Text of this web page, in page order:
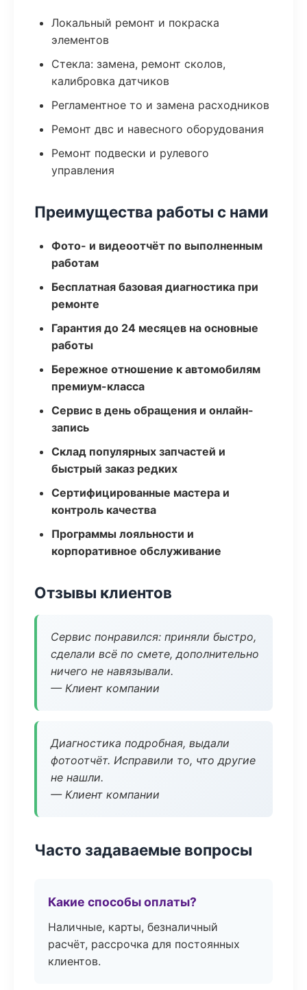
Локальный ремонт и покраска
элементов
Стекла: замена, ремонт сколов,
калибровка датчиков
Регламентное то и замена расходников
Ремонт двс и навесного оборудования
Ремонт подвески и рулевого
управления
Преимущества работы с нами
Фото- и видеоотчёт по выполненным
работам
Бесплатная базовая диагностика при
ремонте
Гарантия до 24 месяцев на основные
работы
Бережное отношение к автомобилям
премиум-класса
Сервис в день обращения и онлайн-
запись
Склад популярных запчастей и
быстрый заказ редких
Сертифицированные мастера и
контроль качества
Программы лояльности и
корпоративное обслуживание
Отзывы клиентов
Сервис понравился: приняли быстро,
сделали всё по смете, дополнительно
ничего не навязывали.
— Клиент компании
Диагностика подробная, выдали
фотоотчёт. Исправили то, что другие
не нашли.
— Клиент компании
Часто задаваемые вопросы
Какие способы оплаты?
Наличные, карты, безналичный
расчёт, рассрочка для постоянных
клиентов.